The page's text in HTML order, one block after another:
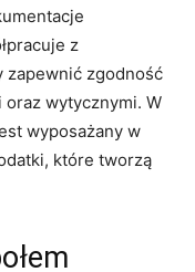
z
zapewnić⁣ zgodność
wytycznymi. ‌W‍
wyposażany w
które tworzą